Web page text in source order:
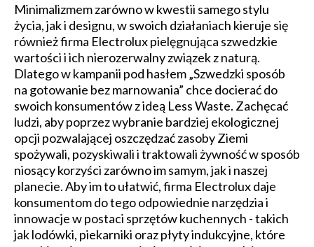
Minimalizmem zarówno w kwestii samego stylu
życia, jak i designu, w swoich działaniach kieruje się
również firma Electrolux pielęgnująca szwedzkie
wartości i ich nierozerwalny związek z naturą.
Dlatego w kampanii pod hasłem „Szwedzki sposób
na gotowanie bez marnowania” chce docierać do
swoich konsumentów z ideą Less Waste. Zachęcać
ludzi, aby poprzez wybranie bardziej ekologicznej
opcji pozwalającej oszczędzać zasoby Ziemi
spożywali, pozyskiwali i traktowali żywność w sposób
niosący korzyści zarówno im samym, jak i naszej
planecie. Aby im to ułatwić, firma Electrolux daje
konsumentom do tego odpowiednie narzędzia i
innowacje w postaci sprzętów kuchennych - takich
jak lodówki, piekarniki oraz płyty indukcyjne, które